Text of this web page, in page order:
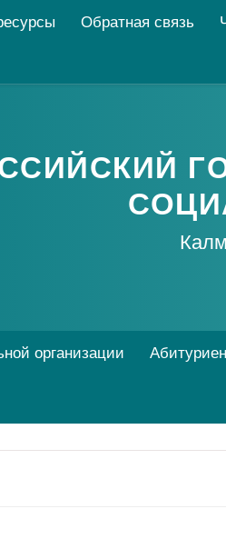
Обратная связь
организации